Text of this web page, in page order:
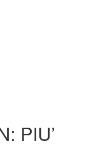
PIU’